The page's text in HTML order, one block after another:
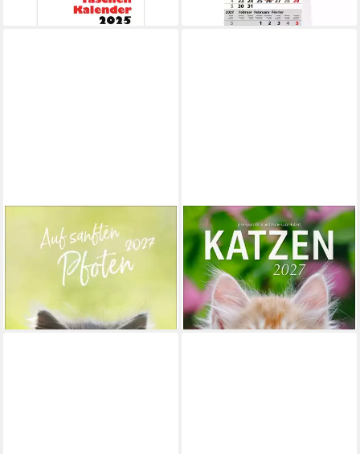
lieferbar in 3 Wochen
Wandkalender Katzen slim -
Auf sanften Pfoten Kalender
lieferbar - in 4-5 Werktagen bei dir
Wandkalender Katzen
Kalender 2027
25,99 €
lieferbar - in 2-3 Werktagen bei dir